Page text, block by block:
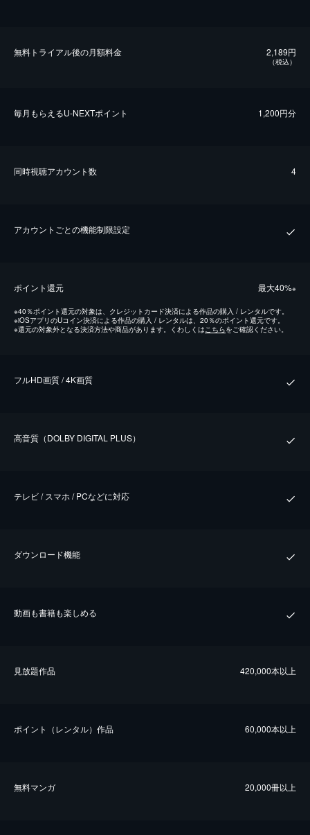
無料トライアル後の⽉額料金 2,189円
（税込）
毎⽉もらえるU-NEXTポイント 1,200円分
同時視聴アカウント数 4
アカウントごとの機能制限設定
ポイント還元 最⼤40%※
※40％ポイント還元の対象は、クレジットカード決済による作品の購入 / レンタルです。
※iOSアプリのUコイン決済による作品の購入 / レンタルは、20％のポイント還元です。
※還元の対象外となる決済方法や商品があります。くわしくは こちらをご確認ください。
フルHD画質 / 4K画質
⾼⾳質（DOLBY DIGITAL PLUS）
テレビ / スマホ / PCなどに対応
ダウンロード機能
動画も書籍も楽しめる
⾒放題作品 420,000本以上
ポイント（レンタル）作品 60,000本以上
無料マンガ 20,000冊以上